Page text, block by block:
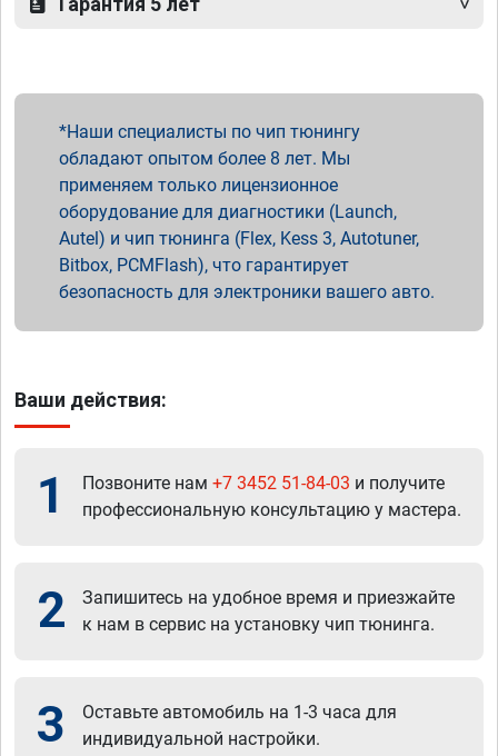
Наши специалисты по чип тюнингу
обладают опытом более 8 лет. Мы
применяем только лицензионное
оборудование для диагностики (Launch,
Autel) и чип тюнинга (Flex, Kess 3, Autotuner,
Bitbox, PCMFlash), что гарантирует
безопасность для электроники вашего авто.
Ваши действия:
1 Позвоните нам +7 3452 51-84-03 и получите
профессиональную консультацию у мастера.
2
Запишитесь на удобное время и приезжайте
к нам в сервис на установку чип тюнинга.
3
Оставьте автомобиль на 1-3 часа для
индивидуальной настройки.